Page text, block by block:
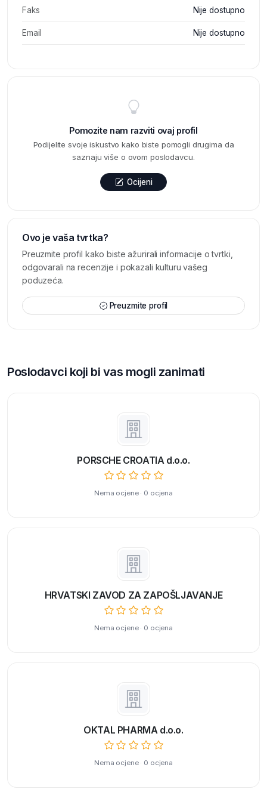
Faks Nije dostupno
Email Nije dostupno
Pomozite nam razviti ovaj profil
Podijelite svoje iskustvo kako biste pomogli drugima da
saznaju više o ovom poslodavcu.
Ocijeni
Ovo je vaša tvrtka?
Preuzmite profil kako biste ažurirali informacije o tvrtki,
odgovarali na recenzije i pokazali kulturu vašeg
poduzeća.
Preuzmite profil
Poslodavci koji bi vas mogli zanimati
PORSCHE CROATIA d.o.o.
Nema ocjene · 0 ocjena
HRVATSKI ZAVOD ZA ZAPOŠLJAVANJE
Nema ocjene · 0 ocjena
OKTAL PHARMA d.o.o.
Nema ocjene · 0 ocjena